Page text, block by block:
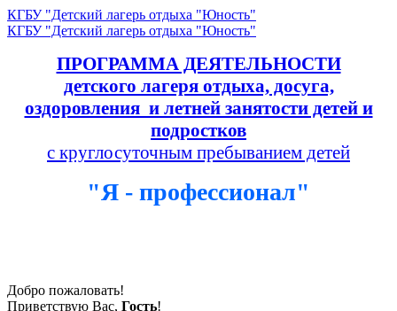
КГБУ "Детский лагерь отдыха "Юность"
КГБУ "Детский лагерь отдыха "Юность"
ПРОГРАММА ДЕЯТЕЛЬНОСТИ
детского лагеря отдыха, досуга,
оздоровления и летней занятости детей и
подростков
с круглосуточным пребыванием детей
"Я - профессионал"
Добро пожаловать!
Приветствую Вас, Гость!